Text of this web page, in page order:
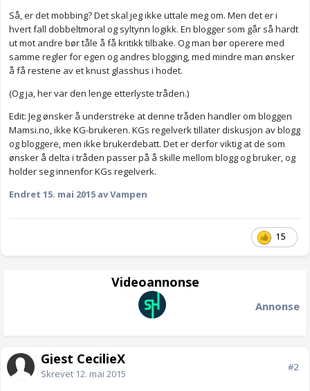
Så, er det mobbing? Det skal jeg ikke uttale meg om. Men det er i
hvert fall dobbeltmoral og syltynn logikk. En blogger som går så hardt
ut mot andre bør tåle å få kritikk tilbake. Og man bør operere med
samme regler for egen og andres blogging, med mindre man ønsker
å få restene av et knust glasshus i hodet.
(Og ja, her var den lenge etterlyste tråden.)
Edit: Jeg ønsker å understreke at denne tråden handler om bloggen
Mamsi.no, ikke KG-brukeren. KGs regelverk tillater diskusjon av blogg
og bloggere, men ikke brukerdebatt. Det er derfor viktig at de som
ønsker å delta i tråden passer på å skille mellom blogg og bruker, og
holder seg innenfor KGs regelverk.
Endret 15. mai 2015 av Vampen
15
Videoannonse
Annonse
Gjest CecilieX
Skrevet 12. mai 2015
#2